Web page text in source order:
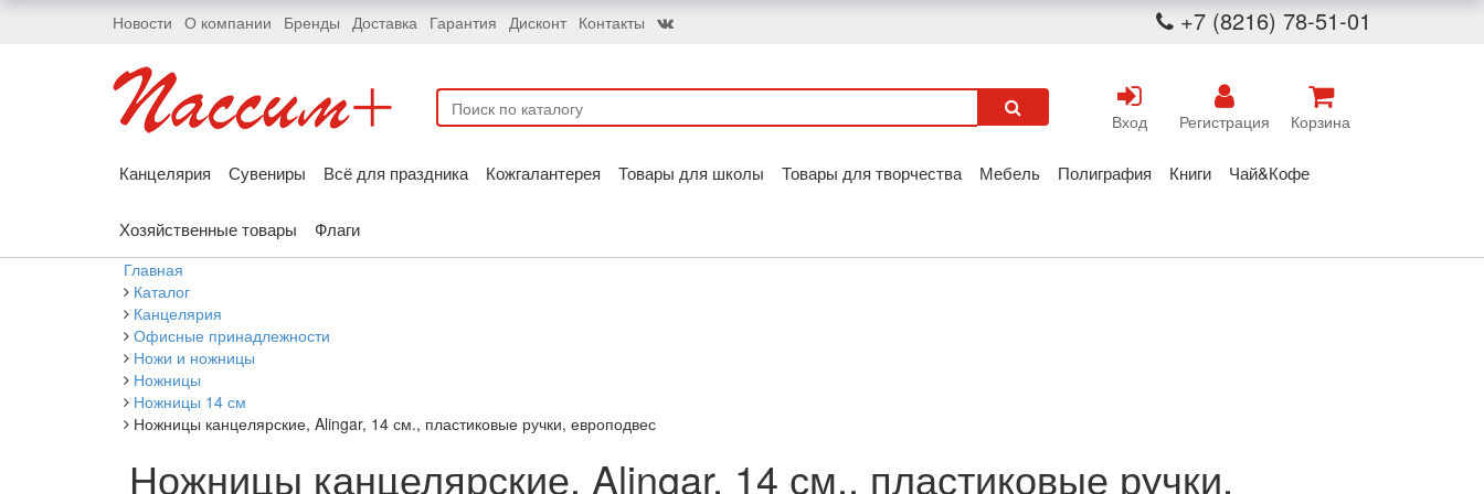
Новости О компании Бренды Доставка Гарантия Дисконт Контакты +7 (8216) 78-51-01
Вход Регистрация Корзина
Канцелярия Сувениры Всё для праздника Кожгалантерея Товары для школы Товары для творчества Мебель Полиграфия Книги Чай&Кофе
Хозяйственные товары Флаги
Главная
Каталог
Канцелярия
Офисные принадлежности
Ножи и ножницы
Ножницы
Ножницы 14 см
Ножницы канцелярские, Alingar, 14 см., пластиковые ручки, европодвес
Ножницы канцелярские, Alingar, 14 см., пластиковые ручки,